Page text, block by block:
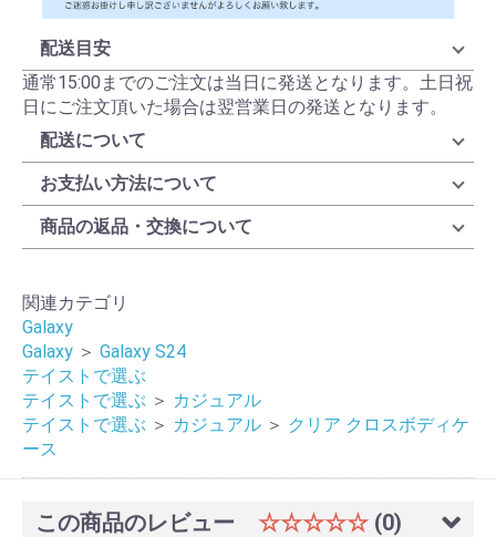
配送目安
通常15:00までのご注文は当日に発送となります。土日祝
日にご注文頂いた場合は翌営業日の発送となります。
配送について
お支払い方法について
商品の返品・交換について
関連カテゴリ
Galaxy
Galaxy ＞ Galaxy S24
テイストで選ぶ
テイストで選ぶ ＞ カジュアル
テイストで選ぶ ＞ カジュアル ＞ クリア クロスボディケ
ース
この商品のレビュー ☆☆☆☆☆ (0)